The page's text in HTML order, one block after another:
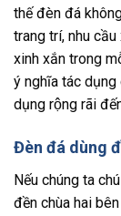
thế đèn đá
trang trí, nhu
xinh xắn trong
ý nghĩa tác
dụng rộng rãi
Đèn đá dùng
Nếu chúng ta
đền chùa hai